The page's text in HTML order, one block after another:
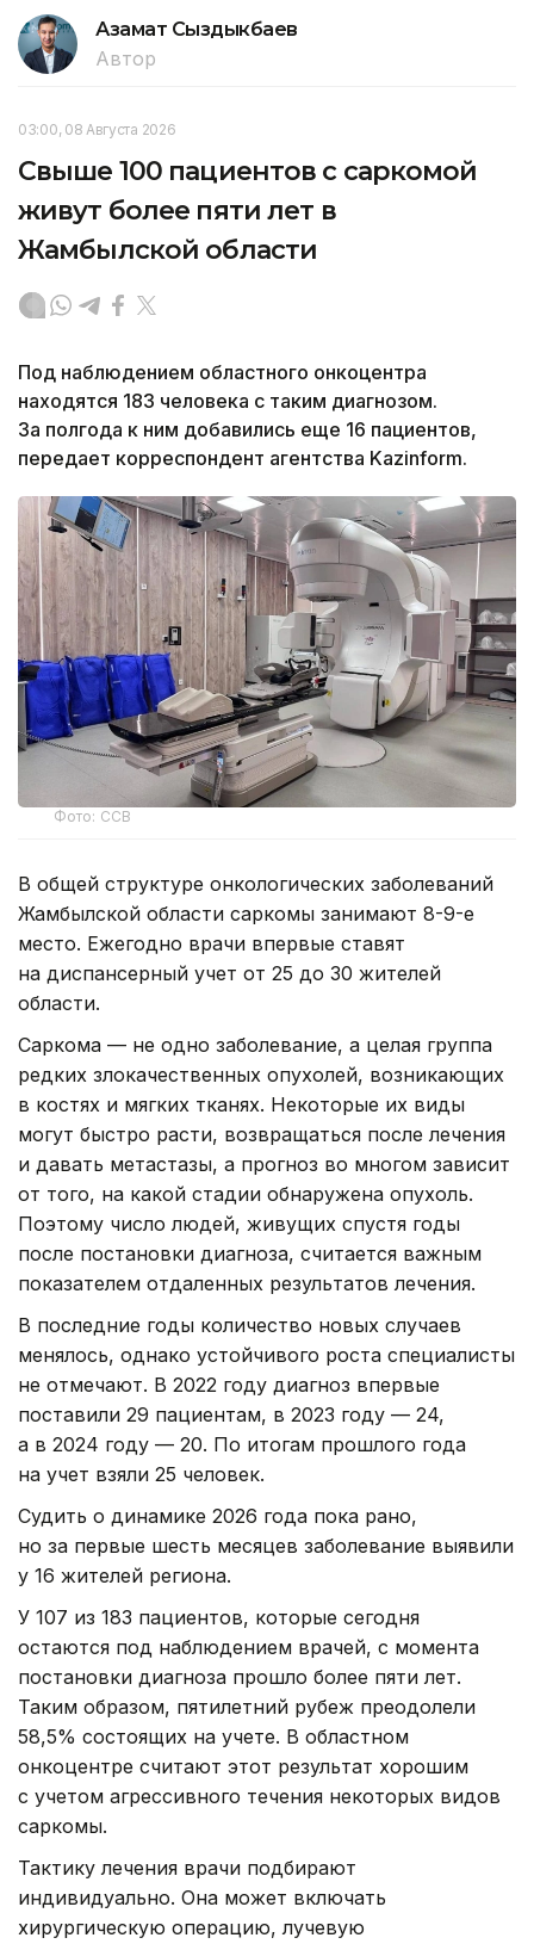
Азамат Сыздыкбаев
Автор
03:00, 08 Августа 2026
Свыше 100 пациентов с саркомой
живут более пяти лет в
Жамбылской области
Под наблюдением областного онкоцентра
находятся 183 человека с таким диагнозом.
За полгода к ним добавились еще 16 пациентов,
передает корреспондент агентства Kazinform.
Фото: ССВ
В общей структуре онкологических заболеваний
Жамбылской области саркомы занимают 8-9-е
место. Ежегодно врачи впервые ставят
на диспансерный учет от 25 до 30 жителей
области.
Саркома — не одно заболевание, а целая группа
редких злокачественных опухолей, возникающих
в костях и мягких тканях. Некоторые их виды
могут быстро расти, возвращаться после лечения
и давать метастазы, а прогноз во многом зависит
от того, на какой стадии обнаружена опухоль.
Поэтому число людей, живущих спустя годы
после постановки диагноза, считается важным
показателем отдаленных результатов лечения.
В последние годы количество новых случаев
менялось, однако устойчивого роста специалисты
не отмечают. В 2022 году диагноз впервые
поставили 29 пациентам, в 2023 году — 24,
а в 2024 году — 20. По итогам прошлого года
на учет взяли 25 человек.
Судить о динамике 2026 года пока рано,
но за первые шесть месяцев заболевание выявили
у 16 жителей региона.
У 107 из 183 пациентов, которые сегодня
остаются под наблюдением врачей, с момента
постановки диагноза прошло более пяти лет.
Таким образом, пятилетний рубеж преодолели
58,5% состоящих на учете. В областном
онкоцентре считают этот результат хорошим
с учетом агрессивного течения некоторых видов
саркомы.
Тактику лечения врачи подбирают
индивидуально. Она может включать
хирургическую операцию, лучевую